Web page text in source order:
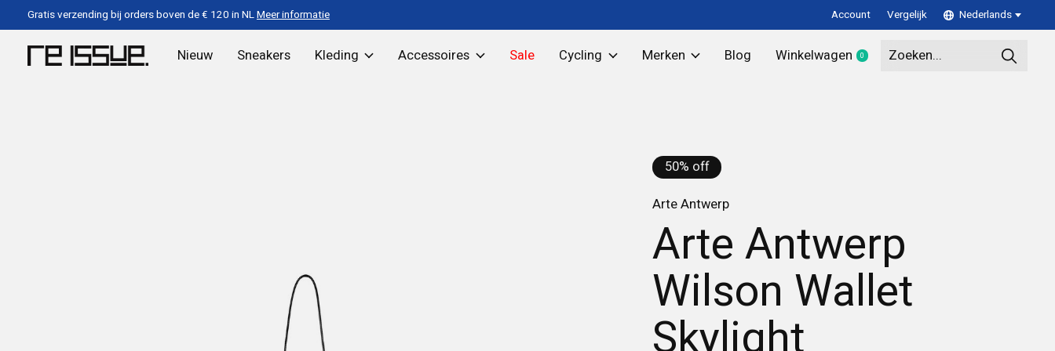
Gratis verzending bij orders boven de € 120 in NLMeer informatie Account Vergelijk Nederlands
Nieuw Sneakers Kleding Accessoires Sale Cycling Merken Blog Winkelwagen 0items
50% off
Arte Antwerp
Arte Antwerp
Wilson Wallet